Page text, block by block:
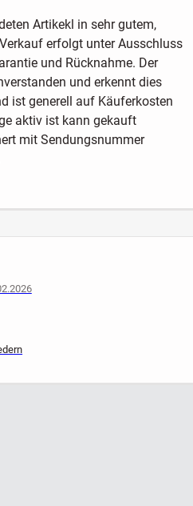
Artikekl in sehr gutem,
erfolgt unter Ausschluss
und Rücknahme. Der
und erkennt dies
ist generell auf Käuferkosten
aktiv ist kann gekauft
mit Sendungsnummer